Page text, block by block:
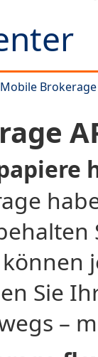
Mobile Brokerage
Sie
–